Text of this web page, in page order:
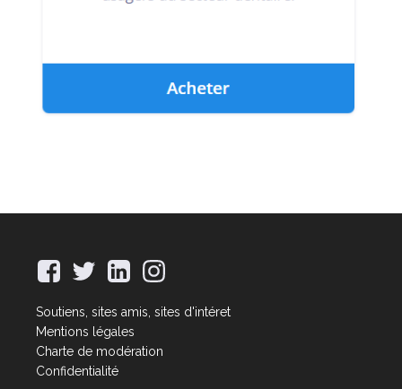
Soutiens, sites amis, sites d'intéret
Mentions légales
Charte de modération
Confidentialité